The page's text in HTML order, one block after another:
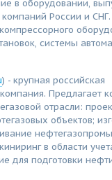
в оборудовании,
России и
системы
) - крупная российская
Предлагает
отрасли:
объектов;
в области
для подготовки